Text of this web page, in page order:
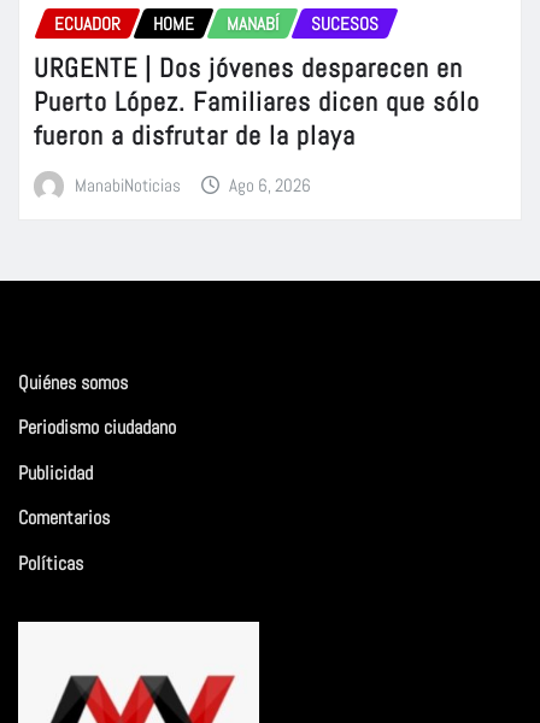
ECUADOR HOME MANABÍ SUCESOS
URGENTE | Dos jóvenes desparecen en
Puerto López. Familiares dicen que sólo
fueron a disfrutar de la playa
ManabiNoticias Ago 6, 2026
Quiénes somos
Periodismo ciudadano
Publicidad
Comentarios
Políticas